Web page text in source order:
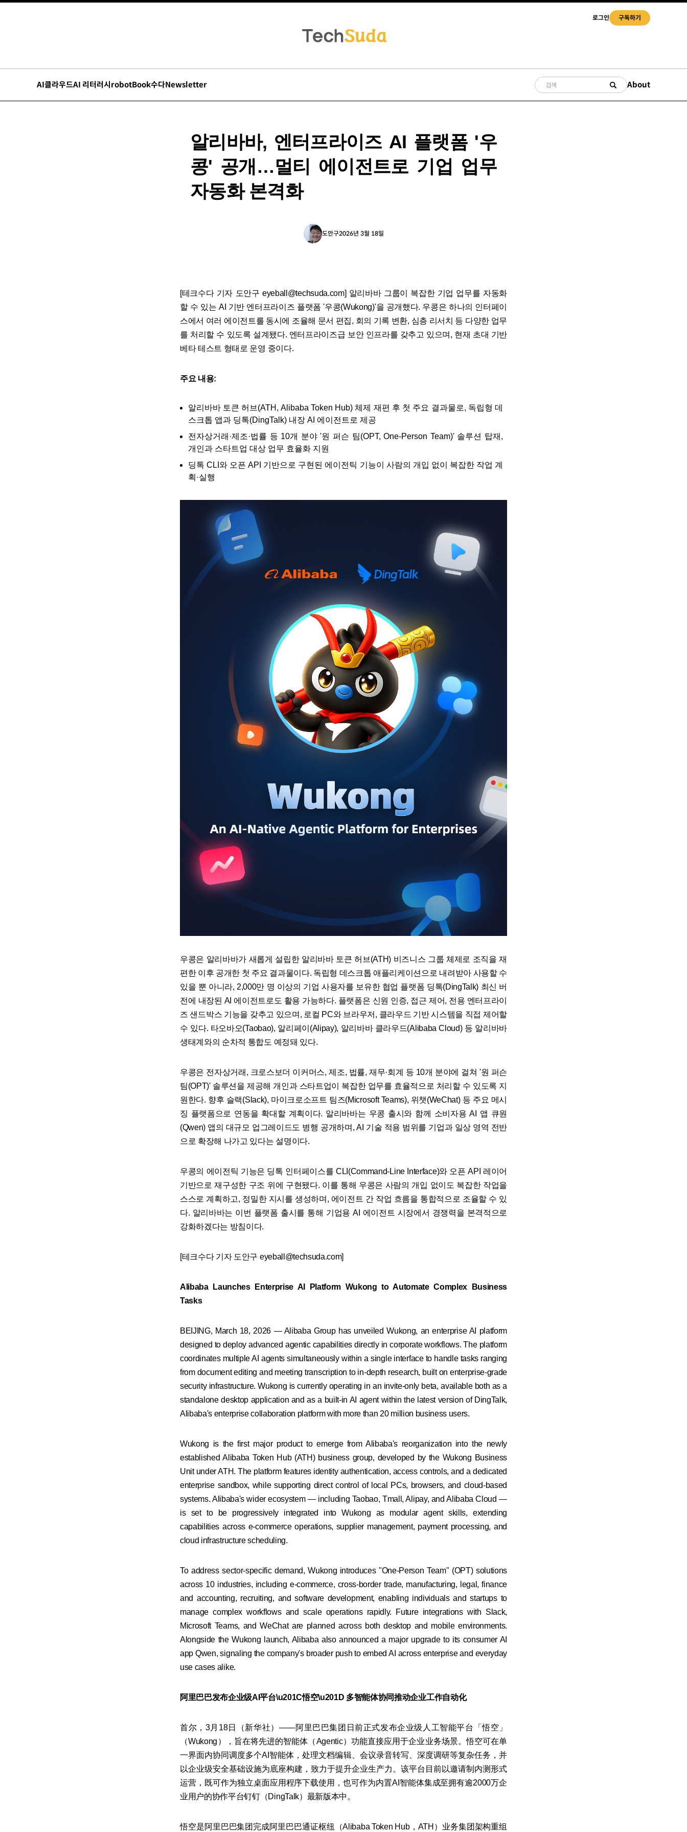
로그인 구독하기
AI클라우드AI 리터러시robotBook수다Newsletter About
알리바바, 엔터프라이즈 AI 플랫폼 '우
콩' 공개…멀티 에이전트로 기업 업무
자동화 본격화
도안구2026년 3월 18일
[테크수다 기자 도안구 eyeball@techsuda.com] 알리바바 그룹이 복잡한 기업 업무를 자동화
할 수 있는 AI 기반 엔터프라이즈 플랫폼 '우콩(Wukong)'을 공개했다. 우콩은 하나의 인터페이
스에서 여러 에이전트를 동시에 조율해 문서 편집, 회의 기록 변환, 심층 리서치 등 다양한 업무
를 처리할 수 있도록 설계됐다. 엔터프라이즈급 보안 인프라를 갖추고 있으며, 현재 초대 기반
베타 테스트 형태로 운영 중이다.
주요 내용:
알리바바 토큰 허브(ATH, Alibaba Token Hub) 체제 재편 후 첫 주요 결과물로, 독립형 데
스크톱 앱과 딩톡(DingTalk) 내장 AI 에이전트로 제공
전자상거래·제조·법률 등 10개 분야 '원 퍼슨 팀(OPT, One-Person Team)' 솔루션 탑재,
개인과 스타트업 대상 업무 효율화 지원
딩톡 CLI와 오픈 API 기반으로 구현된 에이전틱 기능이 사람의 개입 없이 복잡한 작업 계
획·실행
우콩은 알리바바가 새롭게 설립한 알리바바 토큰 허브(ATH) 비즈니스 그룹 체제로 조직을 재
편한 이후 공개한 첫 주요 결과물이다. 독립형 데스크톱 애플리케이션으로 내려받아 사용할 수
있을 뿐 아니라, 2,000만 명 이상의 기업 사용자를 보유한 협업 플랫폼 딩톡(DingTalk) 최신 버
전에 내장된 AI 에이전트로도 활용 가능하다. 플랫폼은 신원 인증, 접근 제어, 전용 엔터프라이
즈 샌드박스 기능을 갖추고 있으며, 로컬 PC와 브라우저, 클라우드 기반 시스템을 직접 제어할
수 있다. 타오바오(Taobao), 알리페이(Alipay), 알리바바 클라우드(Alibaba Cloud) 등 알리바바
생태계와의 순차적 통합도 예정돼 있다.
우콩은 전자상거래, 크로스보더 이커머스, 제조, 법률, 재무·회계 등 10개 분야에 걸쳐 '원 퍼슨
팀(OPT)' 솔루션을 제공해 개인과 스타트업이 복잡한 업무를 효율적으로 처리할 수 있도록 지
원한다. 향후 슬랙(Slack), 마이크로소프트 팀즈(Microsoft Teams), 위챗(WeChat) 등 주요 메시
징 플랫폼으로 연동을 확대할 계획이다. 알리바바는 우콩 출시와 함께 소비자용 AI 앱 큐원
(Qwen) 앱의 대규모 업그레이드도 병행 공개하며, AI 기술 적용 범위를 기업과 일상 영역 전반
으로 확장해 나가고 있다는 설명이다.
우콩의 에이전틱 기능은 딩톡 인터페이스를 CLI(Command-Line Interface)와 오픈 API 레이어
기반으로 재구성한 구조 위에 구현됐다. 이를 통해 우콩은 사람의 개입 없이도 복잡한 작업을
스스로 계획하고, 정밀한 지시를 생성하며, 에이전트 간 작업 흐름을 통합적으로 조율할 수 있
다. 알리바바는 이번 플랫폼 출시를 통해 기업용 AI 에이전트 시장에서 경쟁력을 본격적으로
강화하겠다는 방침이다.
[테크수다 기자 도안구 eyeball@techsuda.com]
Alibaba Launches Enterprise AI Platform Wukong to Automate Complex Business
Tasks
BEIJING, March 18, 2026 — Alibaba Group has unveiled Wukong, an enterprise AI platform
designed to deploy advanced agentic capabilities directly in corporate workflows. The platform
coordinates multiple AI agents simultaneously within a single interface to handle tasks ranging
from document editing and meeting transcription to in-depth research, built on enterprise-grade
security infrastructure. Wukong is currently operating in an invite-only beta, available both as a
standalone desktop application and as a built-in AI agent within the latest version of DingTalk,
Alibaba's enterprise collaboration platform with more than 20 million business users.
Wukong is the first major product to emerge from Alibaba's reorganization into the newly
established Alibaba Token Hub (ATH) business group, developed by the Wukong Business
Unit under ATH. The platform features identity authentication, access controls, and a dedicated
enterprise sandbox, while supporting direct control of local PCs, browsers, and cloud-based
systems. Alibaba's wider ecosystem — including Taobao, Tmall, Alipay, and Alibaba Cloud —
is set to be progressively integrated into Wukong as modular agent skills, extending
capabilities across e-commerce operations, supplier management, payment processing, and
cloud infrastructure scheduling.
To address sector-specific demand, Wukong introduces "One-Person Team" (OPT) solutions
across 10 industries, including e-commerce, cross-border trade, manufacturing, legal, finance
and accounting, recruiting, and software development, enabling individuals and startups to
manage complex workflows and scale operations rapidly. Future integrations with Slack,
Microsoft Teams, and WeChat are planned across both desktop and mobile environments.
Alongside the Wukong launch, Alibaba also announced a major upgrade to its consumer AI
app Qwen, signaling the company's broader push to embed AI across enterprise and everyday
use cases alike.
阿里巴巴发布企业级AI平台\u201C悟空\u201D 多智能体协同推动企业工作自动化
首尔，3月18日（新华社）——阿里巴巴集团日前正式发布企业级人工智能平台「悟空」
（Wukong），旨在将先进的智能体（Agentic）功能直接应用于企业业务场景。悟空可在单
一界面内协同调度多个AI智能体，处理文档编辑、会议录音转写、深度调研等复杂任务，并
以企业级安全基础设施为底座构建，致力于提升企业生产力。该平台目前以邀请制内测形式
运营，既可作为独立桌面应用程序下载使用，也可作为内置AI智能体集成至拥有逾2000万企
业用户的协作平台钉钉（DingTalk）最新版本中。
悟空是阿里巴巴集团完成阿里巴巴通证枢纽（Alibaba Token Hub，ATH）业务集团架构重组